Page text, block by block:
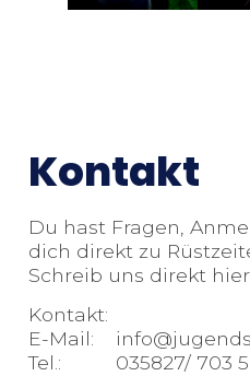
Kontakt
Du hast Fragen,
dich direkt zu
Schreib uns direkt
Kontakt:
E-Mail:
Tel.: 035827/ 703